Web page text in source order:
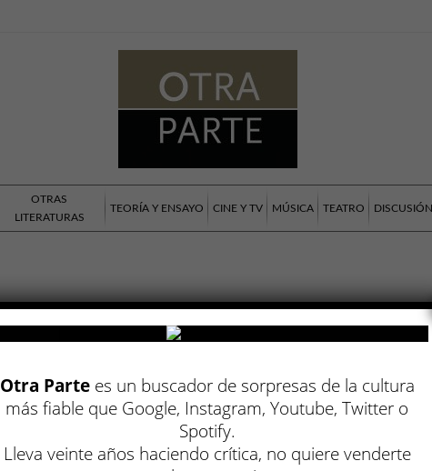
OTRAS
LITERATURAS
TEORÍA Y ENSAYO CINE Y TV MÚSICA TEATRO DISCUSIÓN
Otra Partees un buscador de sorpresas de la cultura
más fiable que Google, Instagram, Youtube, Twitter o
Spotify.
Lleva veinte años haciendo crítica, no quiere venderte